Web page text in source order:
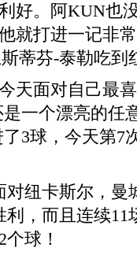
好。阿KUN也
就打进一记非
蒂芬-泰勒吃到
面对自己最喜
一个漂亮的任
3球，今天第7
纽卡斯尔，曼
利，而且连续
球！